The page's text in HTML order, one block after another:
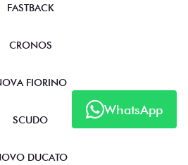
WhatsApp
FASTBACK
CRONOS
FIORINO
SCUDO
DUCATO